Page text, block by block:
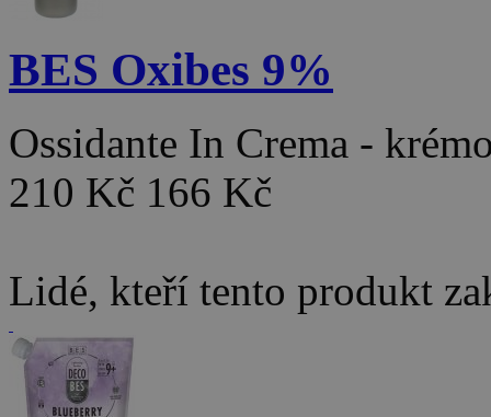
BES Oxibes 9%
Ossidante In Crema -
210 Kč 166 Kč
Lidé, kteří tento produkt